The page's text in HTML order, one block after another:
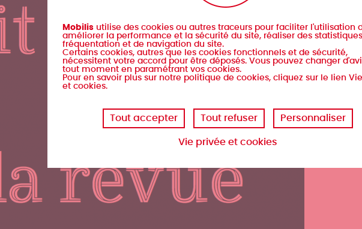
Mobilis utilise des cookies ou autres traceurs pour faciliter l'utilisation
améliorer la performance et la sécurité du site, réaliser des
fréquentation et de navigation du site.
Certains cookies, autres que les cookies fonctionnels et de sécurité,
nécessitent votre accord pour être déposés. Vous pouvez changer
tout moment en paramétrant vos cookies.
Pour en savoir plus sur notre politique de cookies, cliquez sur le lien
et cookies.
Tout accepter Tout refuser Personnaliser
Vie privée et cookies